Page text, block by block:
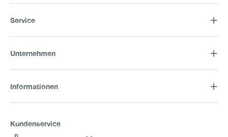
Service
Unternehmen
Informationen
Kundenservice